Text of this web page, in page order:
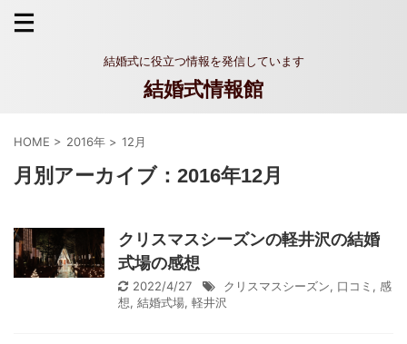
結婚式に役立つ情報を発信しています
結婚式情報館
HOME > 2016年 > 12月
月別アーカイブ：2016年12月
クリスマスシーズンの軽井沢の結婚
式場の感想
2022/4/27 クリスマスシーズン, 口コミ , 感
想, 結婚式場, 軽井沢